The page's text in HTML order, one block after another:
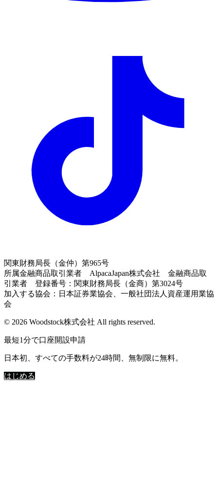
関東財務局長（金仲）第965号
所属金融商品取引業者 AlpacaJapan株式会社 金融商品取
引業者 登録番号：関東財務局長（金商）第3024号
加入する協会：日本証券業協会、一般社団法人資産運用業協
会
© 2026 Woodstock株式会社 All rights reserved.
最短1分で口座開設申請
日本初、すべての手数料が24時間、無制限に無料。
はじめる